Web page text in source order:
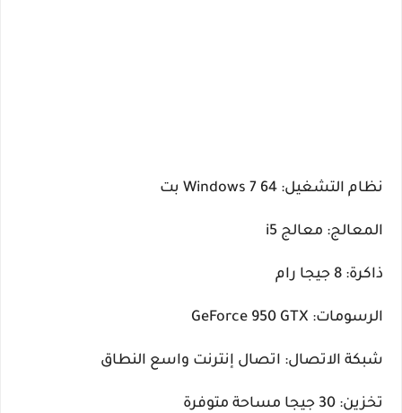
نظام التشغيل: Windows 7 64 بت
المعالج: معالج i5
ذاكرة: 8 جيجا رام
الرسومات: GeForce 950 GTX
شبكة الاتصال: اتصال إنترنت واسع النطاق
تخزين: 30 جيجا مساحة متوفرة